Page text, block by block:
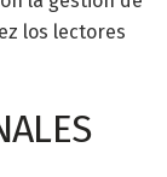
los lectores